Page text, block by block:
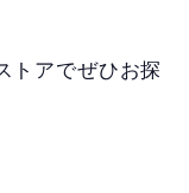
トアでぜひお探